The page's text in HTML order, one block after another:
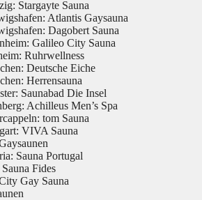
Stargayte Sauna
Atlantis Gaysauna
Dagobert Sauna
Galileo City Sauna
Ruhrwellness
Deutsche Eiche
Herrensauna
Saunabad Die Insel
Achilleus Men’s Spa
tom Sauna
VIVA Sauna
Sauna Portugal
Fides
Gay Sauna